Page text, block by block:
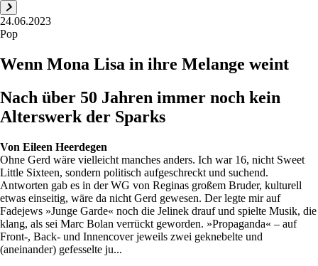
24.06.2023
Pop
Wenn Mona Lisa in ihre Melange weint
Nach über 50 Jahren immer noch kein
Alterswerk der Sparks
Von Eileen Heerdegen
Ohne Gerd wäre vielleicht manches anders. Ich war 16, nicht Sweet
Little Sixteen, sondern politisch aufgeschreckt und suchend.
Antworten gab es in der WG von Reginas großem Bruder, kulturell
etwas einseitig, wäre da nicht Gerd gewesen. Der legte mir auf
Fadejews »Junge Garde« noch die Jelinek drauf und spielte Musik, die
klang, als sei Marc Bolan verrückt geworden. »Propaganda« – auf
Front-, Back- und Innencover jeweils zwei geknebelte und
(aneinander) gefesselte ju...